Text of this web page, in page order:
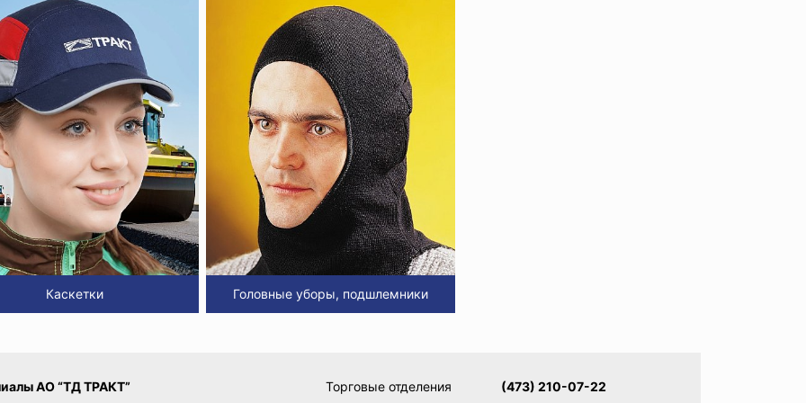
Каскетки Головные уборы, подшлемники
АО “ТД ТРАКТ” Торговые отделения (473) 210-07-22